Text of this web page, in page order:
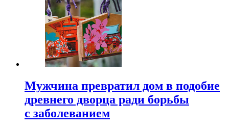
Мужчина превратил дом в подобие
древнего дворца ради борьбы
с заболеванием